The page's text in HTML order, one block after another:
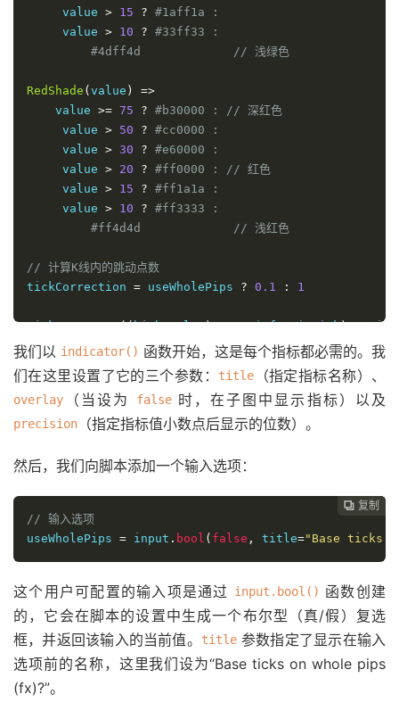
     value
> 15 ? #1aff1a :
     value
> 10 ? #33ff33 :
#4dff4d             // 浅绿色
RedShade ( value )
=>
    value
>= 75 ? #b30000 : // 深红色
     value
> 50 ? #cc0000 :
     value
> 30 ? #e60000 :
     value
> 20 ? #ff0000 : // 红色
     value
> 15 ? #ff1a1a :
     value
> 10 ? #ff3333 :
#ff4d4d             // 浅红色
// 计算K线内的跳动点数
tickCorrection = useWholePips ? 0.1 : 1
ticksInBar = ((high - low) / syminfo.mintick) *
// 确定绘图颜色
plotColour = close > open GreenShade( ticksInBar)
// 执行绘图
hline(0, linestyle=hline.style_dotted
我们以 indicator() 函数开始，这是每个指标都必需的。我
们在这里设置了它的三个参数：
title （指定指标名称）、
overlay （当设为 false时，在子图中显示指标）以及
precision （指定指标值小数点后显示的位数）。
然后，我们向脚本添加一个输入选项：
 复制
 复制
 复制
 复制
 复制
 复制
 复制
 复制
 复制
 复制
 复制
 复制
 复制
 复制
// 输入选项
useWholePips = input . bool ( false , title="Base ticks
这个用户可配置的输入项是通过 input.bool() 函数创建
的，它会在脚本的设置中生成一个布尔型（真/假）复选
框，并返回该输入的当前值。
title参数指定了显示在输入
选项前的名称，这里我们设为“Base ticks on whole pips
(fx)?”。